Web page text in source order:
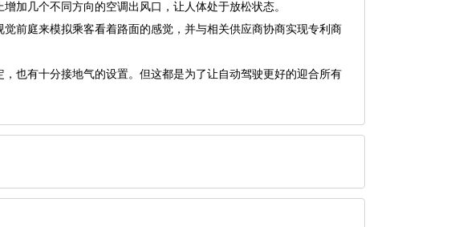
几个不同方向的空调出风口，让人体处于放松状态。
庭来模拟乘客看着路面的感觉，并与相关供应商协商实现专利商
有十分接地气的设置。但这都是为了让自动驾驶更好的迎合所有